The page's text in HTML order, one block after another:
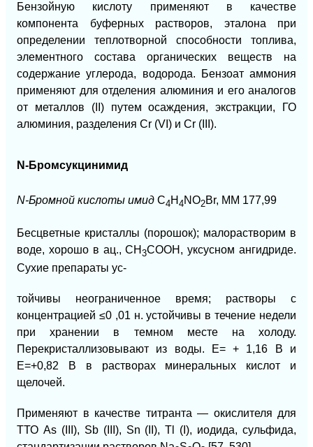
Бензойную кислоту применяют в качестве
компонента буферных растворов, эталона при
определении теплотворной способности топлива,
элементного состава органических веществ на
содержание углерода, водорода. Бензоат аммония
применяют для отделения алюминия и его аналогов
от металлов (II) путем осаждения, экстракции, ГО
алюминия, разделения Cr (VI) и Сr (III).
N-Бромсукцинимид
N-Бромной кислоты имид С4Н 4NO2Вr, ММ 177,99
Бесцветные кристаллы (порошок); малорастворим в
воде, хорошо в ац.,СН3СООН, уксусном ангидриде.
Сухие препараты ус-
тойчивы неограниченное время; растворы с
концентрацией ≤0 ,01 н. устойчивы в течение недели
при хранении в темном месте на холоду.
Перекристаллизовывают из воды. E= + 1,16 В и
E=+0,82 В в растворах минеральных кислот и
щелочей.
Применяют в качестве титранта — окислителя для
ТТО As (III), Sb (III), Sn (II), Tl (I), иодида, сульфида,